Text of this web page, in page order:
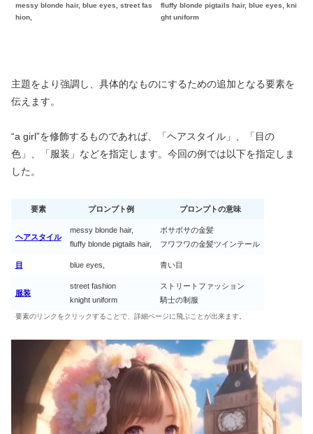
messy blonde hair, blue eyes, street fas
hion,
fluffy blonde pigtails hair, blue eyes, kni
ght uniform
主題をより強調し、具体的なものにするための追加となる要素を
伝えます。
“a girl”を修飾するものであれば、「ヘアスタイル」、「目の
色」、「服装」などを指定します。今回の例では以下を指定しま
した。
要素 プロンプト例 プロンプトの意味
ヘアスタイル
messy blonde hair,
fluffy blonde pigtails hair,
ボサボサの金髪
フワフワの金髪ツインテール
目 blue eyes, 青い目
服装
street fashion
knight uniform
ストリートファッション
騎士の制服
要素のリンクをクリックすることで、詳細ページに飛ぶことが出来ます。